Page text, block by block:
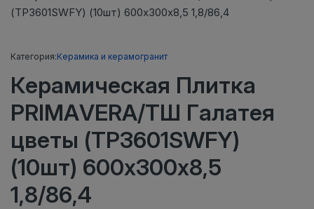
Категория:Керамика и керамогранит
Керамическая Плитка
PRIMAVERA/ТШ Галатея
цветы (ТР3601SWFY)
(10шт) 600х300х8,5
1,8/86,4